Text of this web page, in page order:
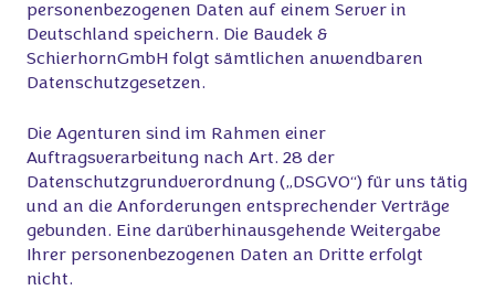
personenbezogenen Daten auf einem Server in
Deutschland speichern. Die Baudek &
SchierhornGmbH folgt sämtlichen anwendbaren
Datenschutzgesetzen.
Die Agenturen sind im Rahmen einer
Auftragsverarbeitung nach Art. 28 der
Datenschutzgrundverordnung („DSGVO“) für uns tätig
und an die Anforderungen entsprechender Verträge
gebunden. Eine darüberhinausgehende Weitergabe
Ihrer personenbezogenen Daten an Dritte erfolgt
nicht.